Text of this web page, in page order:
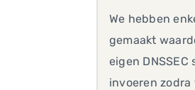
We hebben
gemaakt
eigen
invoeren zodra